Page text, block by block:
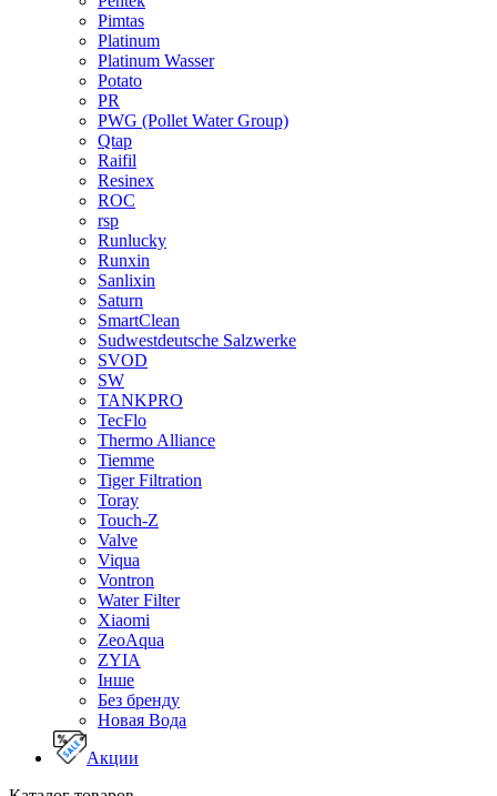
Pimtas
Platinum
Platinum Wasser
Potato
PR
PWG (Pollet Water Group)
Qtap
Raifil
Resinex
ROC
rsp
Runlucky
Runxin
Sanlixin
Saturn
SmartClean
Sudwestdeutsche Salzwerke
SVOD
SW
TANKPRO
TecFlo
Thermo Alliance
Tiemme
Tiger Filtration
Toray
Touch-Z
Valve
Viqua
Vontron
Water Filter
Xiaomi
ZeoAqua
ZYIA
Інше
Без бренду
Новая Вода
Акции